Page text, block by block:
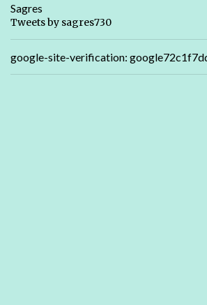
Sagres
Tweets by sagres730
google-site-verification: